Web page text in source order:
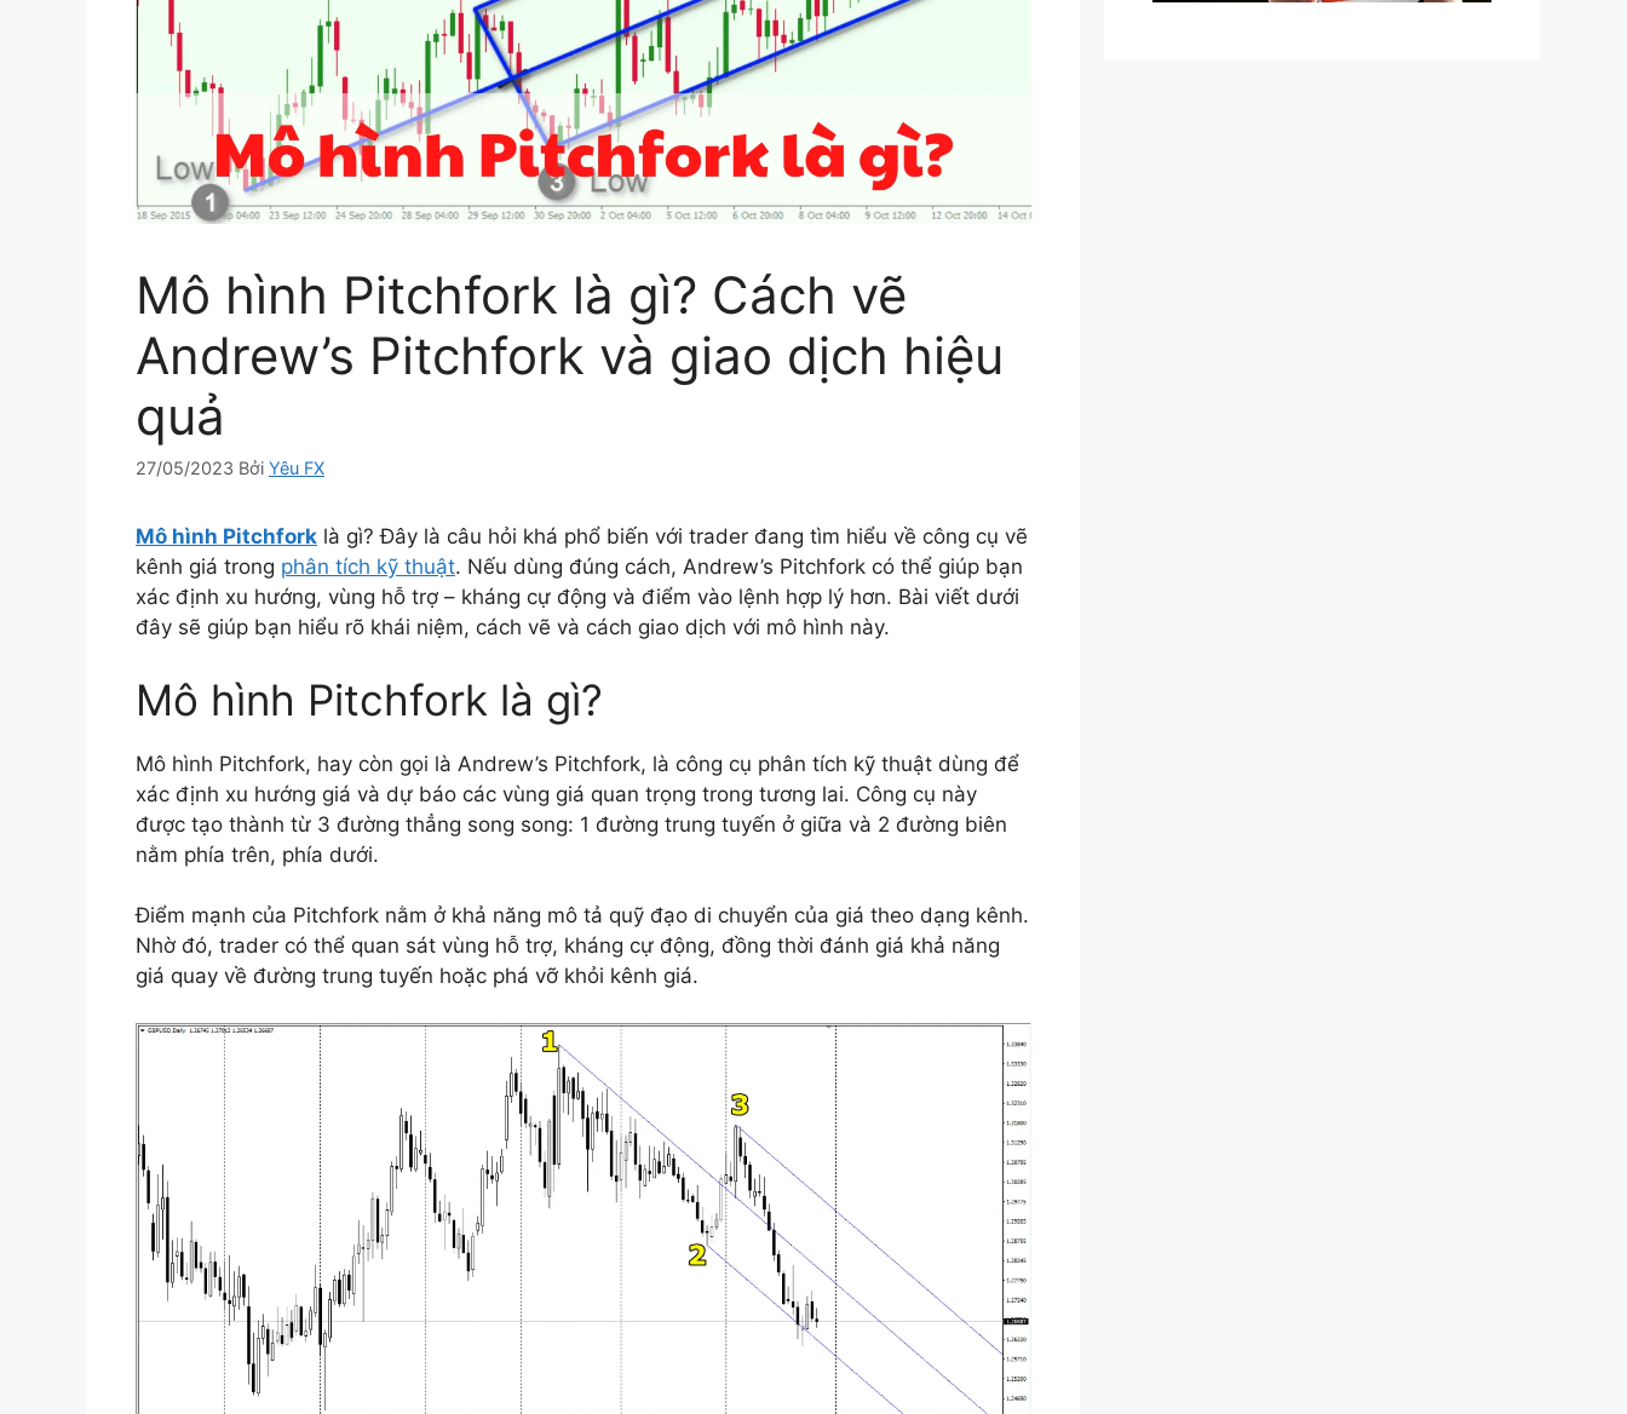
Mô hình Pitchfork là gì? Cách vẽ
Andrew’s Pitchfork và giao dịch hiệu
quả
27/05/2023 Bởi Yêu FX
Mô hình Pitchfork là gì? Đây là câu hỏi khá phổ biến với trader đang tìm hiểu về công cụ vẽ
kênh giá trong phân tích kỹ thuật. Nếu dùng đúng cách, Andrew’s Pitchfork có thể giúp bạn
xác định xu hướng, vùng hỗ trợ – kháng cự động và điểm vào lệnh hợp lý hơn. Bài viết dưới
đây sẽ giúp bạn hiểu rõ khái niệm, cách vẽ và cách giao dịch với mô hình này.
Mô hình Pitchfork là gì?
Mô hình Pitchfork, hay còn gọi là Andrew’s Pitchfork, là công cụ phân tích kỹ thuật dùng để
xác định xu hướng giá và dự báo các vùng giá quan trọng trong tương lai. Công cụ này
được tạo thành từ 3 đường thẳng song song: 1 đường trung tuyến ở giữa và 2 đường biên
nằm phía trên, phía dưới.
Điểm mạnh của Pitchfork nằm ở khả năng mô tả quỹ đạo di chuyển của giá theo dạng kênh.
Nhờ đó, trader có thể quan sát vùng hỗ trợ, kháng cự động, đồng thời đánh giá khả năng
giá quay về đường trung tuyến hoặc phá vỡ khỏi kênh giá.